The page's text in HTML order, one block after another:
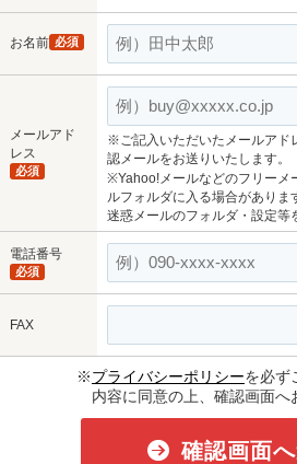
お名前 必須
メールアド
レス
必須
※ご記入いただいたメールアド
認メールをお送りいたします。
※Yahoo!メールなどのフリーメ
ルフォルダに入る場合がありま
迷惑メールのフォルダ・設定等
電話番号
必須
FAX
※プライバシーポリシーを必ず
内容に同意の上、確認画面へ
確認画面